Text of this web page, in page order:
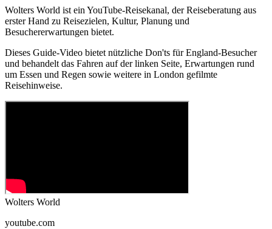
Wolters World ist ein YouTube-Reisekanal, der Reiseberatung aus
erster Hand zu Reisezielen, Kultur, Planung und
Besuchererwartungen bietet.
Dieses Guide-Video bietet nützliche Don'ts für England-Besucher
und behandelt das Fahren auf der linken Seite, Erwartungen rund
um Essen und Regen sowie weitere in London gefilmte
Reisehinweise.
Wolters World
youtube.com